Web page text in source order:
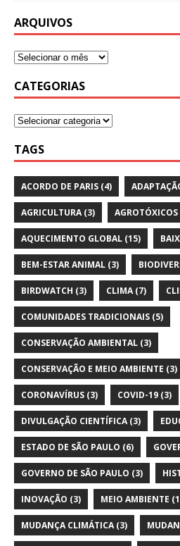
ARQUIVOS
CATEGORIAS
TAGS
ACORDO DE PARIS (4)
AGRICULTURA(3) AGROTÓXICOS
AQUECIMENTO GLOBAL (15)
BEM-ESTAR ANIMAL (3)
BIRDWATCH (3) CLIMA(7)
COMUNIDADES TRADICIONAIS (5)
CONSERVAÇÃO AMBIENTAL (3)
CONSERVAÇÃO E MEIO AMBIENTE (3)
CORONAVÍRUS (3) COVID-19 (3)
DIVULGAÇÃO CIENTÍFICA(3)
ESTADO DE SÃO PAULO (6)
GOVERNO DE SÃO PAULO (3)
INOVAÇÃO (3) MEIO AMBIENTE
MUDANÇA CLIMÁTICA(3)